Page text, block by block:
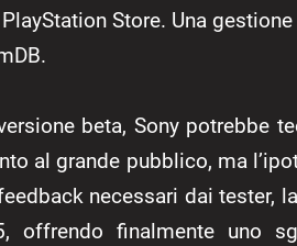
Store. Una
beta, Sony potrebbe
al grande pubblico, ma
necessari dai tester,
offrendo finalmente uno